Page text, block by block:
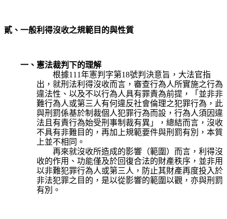
貳、一般利得沒收之規範目的與性質
一、憲法裁判下的理解
根據111年憲判字第18號判決意旨，大法官指
出，就刑法利得沒收而言，審查行為人所實施之行為
違法性、以及不以行為人具有罪責為前提，「並非非
難行為人或第三人有何違反社會倫理之犯罪行為，此
與刑罰係基於制裁個人犯罪行為而設，行為人須因違
法且有責行為始受刑事制裁有異」，總結而言，沒收
不具有非難目的，再加上規範要件與刑罰有別，本質
上並不相同。
再來就沒收所造成的影響（範圍）而言，利得沒
收的作用、功能僅及於回復合法的財產秩序，並非用
以非難犯罪行為人或第三人，防止其財產再度投入於
非法犯罪之目的，是以從影響的範圍以觀，亦與刑罰
有別。